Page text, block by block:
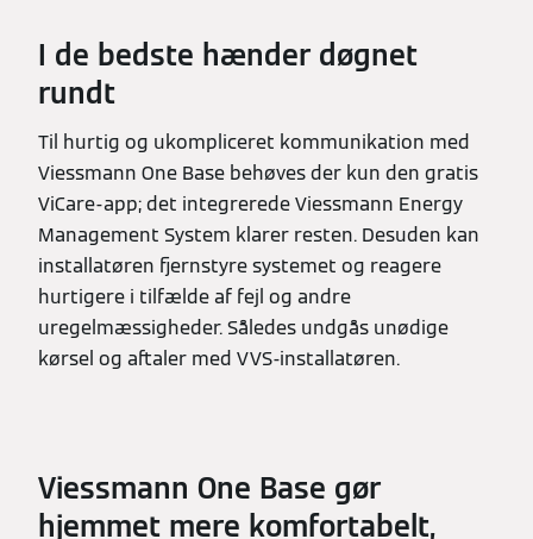
I de bedste hænder døgnet
rundt
Til hurtig og ukompliceret kommunikation med
Viessmann One Base behøves der kun den gratis
ViCare-app; det integrerede Viessmann Energy
Management System klarer resten. Desuden kan
installatøren fjernstyre systemet og reagere
hurtigere i tilfælde af fejl og andre
uregelmæssigheder. Således undgås unødige
kørsel og aftaler med VVS-installatøren.
Viessmann One Base gør
hjemmet mere komfortabelt,